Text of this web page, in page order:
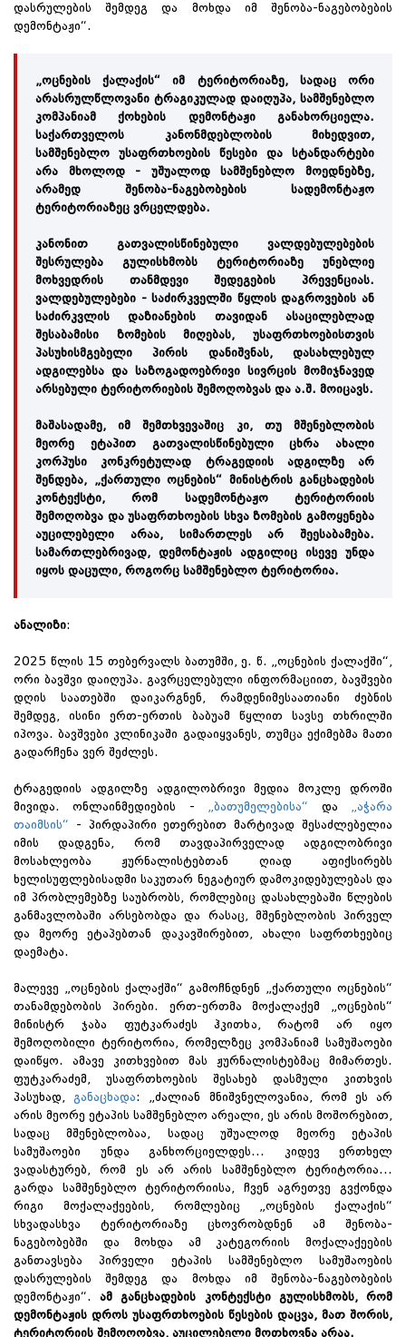
დასრულების შემდეგ და მოხდა იმ შენობა-ნაგებობების
დემონტაჟი“.
„ოცნების ქალაქის“ იმ ტერიტორიაზე, სადაც ორი
არასრულწლოვანი ტრაგიკულად დაიღუპა, სამშენებლო
კომპანიამ ქოხების დემონტაჟი განახორციელა.
საქართველოს კანონმდებლობის მიხედვით,
სამშენებლო უსაფრთხოების წესები და სტანდარტები
არა მხოლოდ - უშუალოდ სამშენებლო მოედნებზე,
არამედ შენობა-ნაგებობების სადემონტაჟო
ტერიტორიაზეც ვრცელდება.
კანონით გათვალისწინებული ვალდებულებების
შესრულება გულისხმობს ტერიტორიაზე უნებლიე
მოხვედრის თანმდევი შედეგების პრევენციას.
ვალდებულებები - საძირკველში წყლის დაგროვების ან
საძირკვლის დაზიანების თავიდან ასაცილებლად
შესაბამისი ზომების მიღებას, უსაფრთხოებისთვის
პასუხისმგებელი პირის დანიშვნას, დასახლებულ
ადგილებსა და საზოგადოებრივი სივრცის მომიჯნავედ
არსებული ტერიტორიების შემოღობვას და ა.შ. მოიცავს.
მაშასადამე, იმ შემთხვევაშიც კი, თუ მშენებლობის
მეორე ეტაპით გათვალისწინებული ცხრა ახალი
კორპუსი კონკრეტულად ტრაგედიის ადგილზე არ
შენდება, „ქართული ოცნების“ მინისტრის განცხადების
კონტექსტი, რომ სადემონტაჟო ტერიტორიის
შემოღობვა და უსაფრთხოების სხვა ზომების გამოყენება
აუცილებელი არაა, სიმართლეს არ შეესაბამება.
სამართლებრივად, დემონტაჟის ადგილიც ისევე უნდა
იყოს დაცული, როგორც სამშენებლო ტერიტორია.
ანალიზი:
2025 წლის 15 თებერვალს ბათუმში, ე. წ. „ოცნების ქალაქში“,
ორი ბავშვი დაიღუპა. გავრცელებული ინფორმაციით, ბავშვები
დღის საათებში დაიკარგნენ, რამდენიმესაათიანი ძებნის
შემდეგ, ისინი ერთ-ერთის ბაბუამ წყლით სავსე თხრილში
იპოვა. ბავშვები კლინიკაში გადაიყვანეს, თუმცა ექიმებმა მათი
გადარჩენა ვერ შეძლეს.
ტრაგედიის ადგილზე ადგილობრივი მედია მოკლე დროში
მივიდა. ონლაინმედიების -
„ბათუმელებისა“ და
„აჭარა
თაიმსის“ - პირდაპირი ეთერებით მარტივად შესაძლებელია
იმის დადგენა, რომ თავდაპირველად ადგილობრივი
მოსახლეობა ჟურნალისტებთან ღიად აფიქსირებს
ხელისუფლებისადმი საკუთარ ნეგატიურ დამოკიდებულებას და
იმ პრობლემებზე საუბრობს, რომლებიც დასახლებაში წლების
განმავლობაში არსებობდა და რასაც, მშენებლობის პირველ
და მეორე ეტაპებთან დაკავშირებით, ახალი საფრთხეებიც
დაემატა.
მალევე „ოცნების ქალაქში“ გამოჩნდნენ „ქართული ოცნების“
თანამდებობის პირები. ერთ-ერთმა მოქალაქემ „ოცნების“
მინისტრ ჯაბა ფუტკარაძეს ჰკითხა, რატომ არ იყო
შემოღობილი ტერიტორია, რომელზეც კომპანიამ სამუშაოები
დაიწყო. ამავე კითხვებით მას ჟურნალისტებმაც მიმართეს.
ფუტკარაძემ, უსაფრთხოების შესახებ დასმული კითხვის
პასუხად, განაცხადა: „ძალიან მნიშვნელოვანია, რომ ეს არ
არის მეორე ეტაპის სამშენებლო არეალი, ეს არის მოშორებით,
სადაც მშენებლობაა, სადაც უშუალოდ მეორე ეტაპის
სამუშაოები უნდა განხორციელდეს... კიდევ ერთხელ
ვადასტურებ, რომ ეს არ არის სამშენებლო ტერიტორია...
გარდა სამშენებლო ტერიტორიისა, ჩვენ აგრეთვე გვქონდა
რიგი მოქალაქეების, რომლებიც „ოცნების ქალაქის“
სხვადასხვა ტერიტორიაზე ცხოვრობდნენ ამ შენობა-
ნაგებობებში და მოხდა ამ კატეგორიის მოქალაქეების
განთავსება პირველი ეტაპის სამშენებლო სამუშაოების
დასრულების შემდეგ და მოხდა იმ შენობა-ნაგებობების
დემონტაჟი“.ამ განცხადების კონტექსტი გულისხმობს, რომ
დემონტაჟის დროს უსაფრთხოების წესების დაცვა, მათ შორის,
ტერიტორიის შემოღობვა, აუცილებელი მოთხოვნა არაა.